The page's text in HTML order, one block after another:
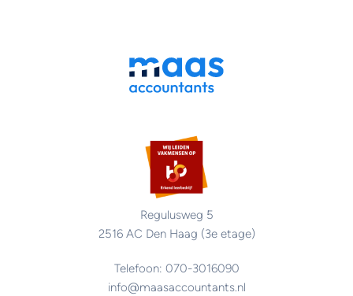
Regulusweg 5
2516 AC Den Haag (3e etage)
Telefoon: 070-3016090
info@maasaccountants.nl